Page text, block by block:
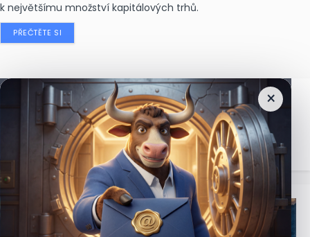
k největšímu množství kapitálových trhů.
PŘEČTĚTE SI
×
Nejčtenějšízprávy